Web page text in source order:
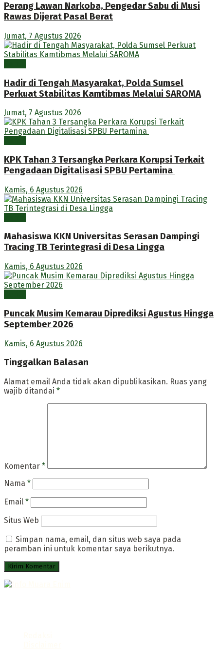
Perang Lawan Narkoba, Pengedar Sabu di Musi
Rawas Dijerat Pasal Berat
Jumat, 7 Agustus 2026
Hadir di Tengah Masyarakat, Polda Sumsel
Perkuat Stabilitas Kamtibmas Melalui SAROMA
Jumat, 7 Agustus 2026
KPK Tahan 3 Tersangka Perkara Korupsi Terkait
Pengadaan Digitalisasi SPBU Pertamina
Kamis, 6 Agustus 2026
Mahasiswa KKN Universitas Serasan Dampingi
Tracing TB Terintegrasi di Desa Lingga
Kamis, 6 Agustus 2026
Puncak Musim Kemarau Diprediksi Agustus Hingga
September 2026
Kamis, 6 Agustus 2026
Tinggalkan Balasan
Alamat email Anda tidak akan dipublikasikan. Ruas yang
wajib ditandai *
Komentar *
Nama *
Email *
Situs Web
Simpan nama, email, dan situs web saya pada
peramban ini untuk komentar saya berikutnya.